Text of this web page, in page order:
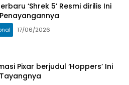
‘Shrek 5’ Resmi dirilis Ini
17/06/2026
Pixar berjudul ‘Hoppers’ Ini